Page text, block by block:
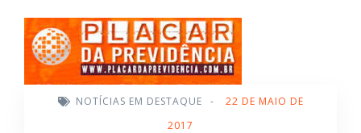
NOTÍCIAS EM DESTAQUE -
22 DE MAIO DE
2017